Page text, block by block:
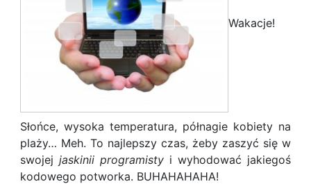
Wakacje!
Słońce, wysoka temperatura, półnagie kobiety na
plaży… Meh. To najlepszy czas, żeby zaszyć się w
swojej jaskinii programistyi wyhodować jakiegoś
kodowego potworka. BUHAHAHAHA!